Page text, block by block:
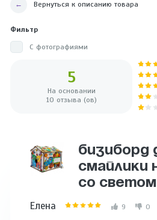
Вернуться к описанию товара
БИЗИБОРД
СМАЙЛИКИ
СО
Елена 9 0
Фильтр
С фотографиями
5
На основании
10 отзыва (ов)